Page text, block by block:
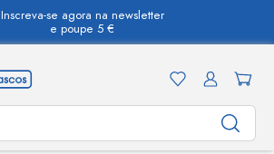
Inscreva-se agora na newsletter
e poupe 5 €